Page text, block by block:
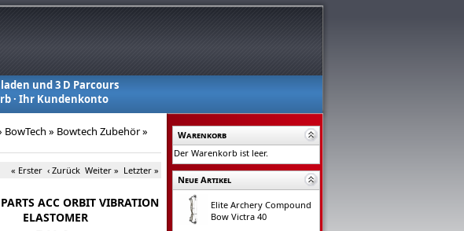
und 3 D Parcours
· Ihr Kundenkonto
BowTech » Bowtech Zubehör»
« Erster ‹ Zurück Weiter » Letzter »
ACC ORBIT VIBRATION
ELASTOMER
Warenkorb
Der Warenkorb ist leer.
Neue Artikel
Elite Archery Compound
Bow Victra 40